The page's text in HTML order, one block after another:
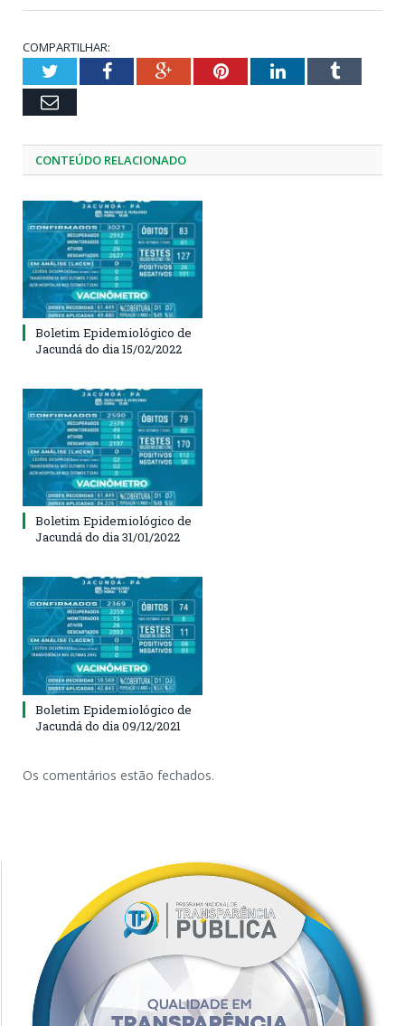
COMPARTILHAR:
TwitterFacebookGoogle+PinterestLinkedInTumblr
Email
CONTEÚDO RELACIONADO
Boletim Epidemiológico de
Jacundá do dia 15/02/2022
Boletim Epidemiológico de
Jacundá do dia 31/01/2022
Boletim Epidemiológico de
Jacundá do dia 09/12/2021
Os comentários estão fechados.